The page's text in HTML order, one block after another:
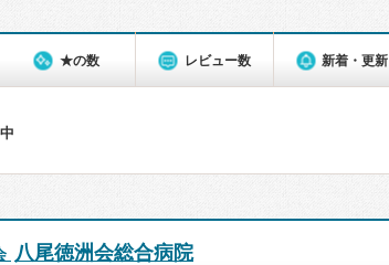
★の数 レビュー数 新着・更新
八尾徳洲会総合病院